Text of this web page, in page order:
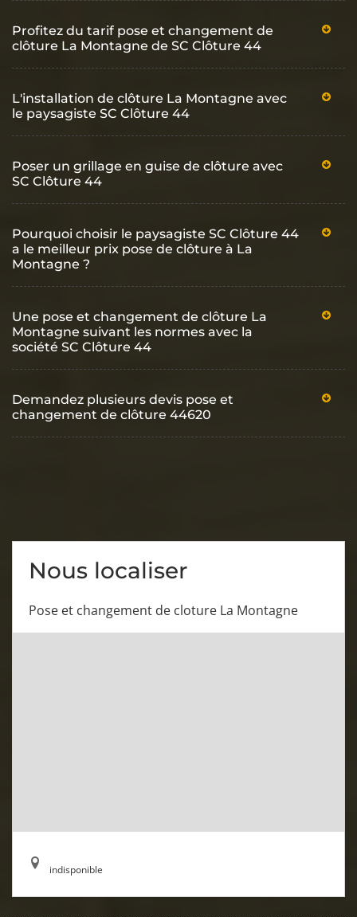
Profitez du tarif pose et changement de
clôture La Montagne de SC Clôture 44
L'installation de clôture La Montagne avec
le paysagiste SC Clôture 44
Poser un grillage en guise de clôture avec
SC Clôture 44
Pourquoi choisir le paysagiste SC Clôture 44
a le meilleur prix pose de clôture à La
Montagne ?
Une pose et changement de clôture La
Montagne suivant les normes avec la
société SC Clôture 44
Demandez plusieurs devis pose et
changement de clôture 44620
Nous localiser
Pose et changement de cloture La Montagne
indisponible